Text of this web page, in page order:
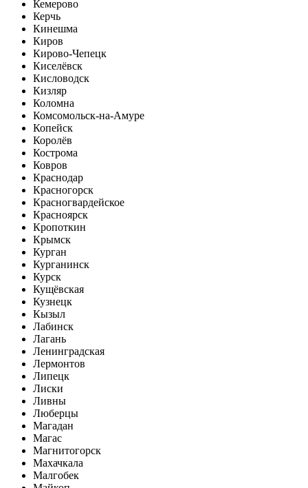
Кемерово
Керчь
Кинешма
Киров
Кирово-Чепецк
Киселёвск
Кисловодск
Кизляр
Коломна
Комсомольск-на-Амуре
Копейск
Королёв
Кострома
Ковров
Краснодар
Красногорск
Красногвардейское
Красноярск
Кропоткин
Крымск
Курган
Курганинск
Курск
Кущёвская
Кузнецк
Кызыл
Лабинск
Лагань
Ленинградская
Лермонтов
Липецк
Лиски
Ливны
Люберцы
Магадан
Магас
Магнитогорск
Махачкала
Малгобек